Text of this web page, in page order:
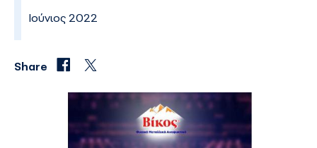
Ιούνιος 2022
Share